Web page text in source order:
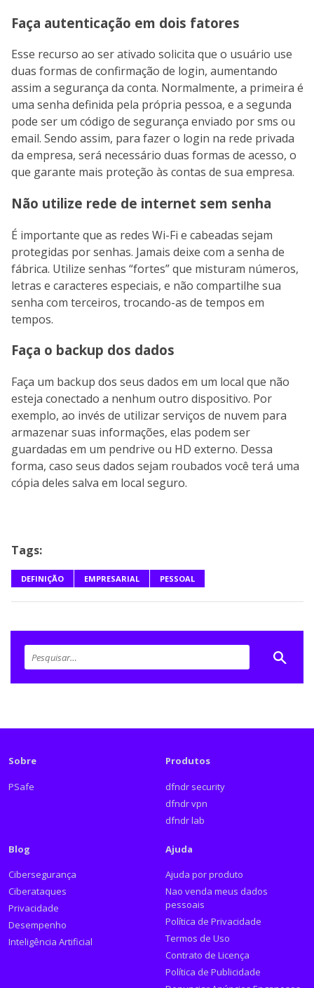
Faça autenticação em dois fatores
Esse recurso ao ser ativado solicita que o usuário use
duas formas de confirmação de login, aumentando
assim a segurança da conta. Normalmente, a primeira é
uma senha definida pela própria pessoa, e a segunda
pode ser um código de segurança enviado por sms ou
email. Sendo assim, para fazer o login na rede privada
da empresa, será necessário duas formas de acesso, o
que garante mais proteção às contas de sua empresa.
Não utilize rede de internet sem senha
É importante que as redes Wi-Fi e cabeadas sejam
protegidas por senhas. Jamais deixe com a senha de
fábrica. Utilize senhas “fortes” que misturam números,
letras e caracteres especiais, e não compartilhe sua
senha com terceiros, trocando-as de tempos em
tempos.
Faça o backup dos dados
Faça um backup dos seus dados em um local que não
esteja conectado a nenhum outro dispositivo. Por
exemplo, ao invés de utilizar serviços de nuvem para
armazenar suas informações, elas podem ser
guardadas em um pendrive ou HD externo. Dessa
forma, caso seus dados sejam roubados você terá uma
cópia deles salva em local seguro.
Tags:
DEFINIÇÃO EMPRESARIAL PESSOAL
Sobre
PSafe
Produtos
dfndr security
dfndr vpn
dfndr lab
Blog
Cibersegurança
Ciberataques
Privacidade
Desempenho
Inteligência Artificial
Ajuda
Ajuda por produto
Nao venda meus dados
pessoais
Política de Privacidade
Termos de Uso
Contrato de Licença
Política de Publicidade